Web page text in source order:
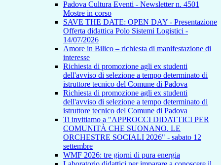
Padova Cultura Eventi - Newsletter n. 4501
Mostre in corso
SAVE THE DATE: OPEN DAY - Presentazione
Offerta didattica Polo Sistemi Logistici -
14/07/2026
Amore in Bilico – richiesta di manifestazione di
interesse
Richiesta di promozione agli ex studenti
dell'avviso di selezione a tempo determinato di
istruttore tecnico del Comune di Padova
Richiesta di promozione agli ex studenti
dell'avviso di selezione a tempo determinato di
istruttore tecnico del Comune di Padova
Ti invitiamo a "APPROCCI DIDATTICI PER
COMUNITÀ CHE SUONANO. LE
ORCHESTRE SOCIALI 2026" - sabato 12
settembre
WMF 2026: tre giorni di pura energia